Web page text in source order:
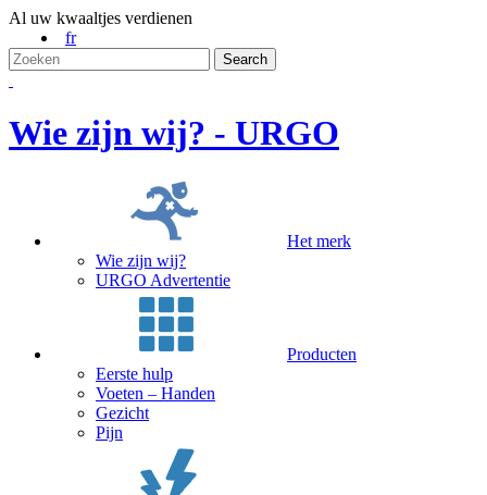
Al uw kwaaltjes verdienen
fr
Wie zijn wij? - URGO
Het merk
Wie zijn wij?
URGO Advertentie
Producten
Eerste hulp
Voeten – Handen
Gezicht
Pijn